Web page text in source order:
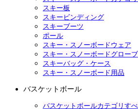
スキー板
スキービンディング
スキーブーツ
ポール
スキー・スノーボードウェア
スキー・スノーボードグローブ
スキーバッグ・ケース
スキー・スノーボード用品
バスケットボール
バスケットボールカテゴリす